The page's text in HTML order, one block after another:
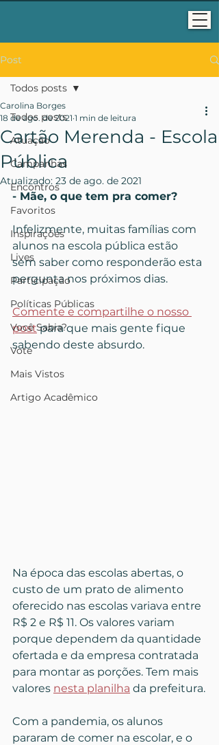
Post
Todos posts
Atuação
Campanhas
Encontros
Favoritos
Inspirações
Lives
Participação
Políticas Públicas
Você Sabia?
Vote
Mais Vistos
Artigo Acadêmico
Todos posts
Cartão Merenda - Escola
Pública
Carolina Borges
18 de ago. de 2021 1 min de leitura
Atualizado: 23 de ago. de 2021
- Mãe, o que tem pra comer?
Infelizmente, muitas famílias com
alunos na escola pública estão
sem saber como responderão esta
pergunta nos próximos dias.
Comente e compartilhe o nosso
post para que mais gente fique
sabendo deste absurdo.
Na época das escolas abertas, o
custo de um prato de alimento
oferecido nas escolas variava entre
R$ 2 e R$ 11. Os valores variam
porque dependem da quantidade
ofertada e da empresa contratada
para montar as porções. Tem mais
valores nesta planilha da prefeitura.
Com a pandemia, os alunos
pararam de comer na escolar, e o